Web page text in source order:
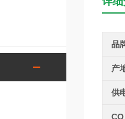
品
产
供
CO